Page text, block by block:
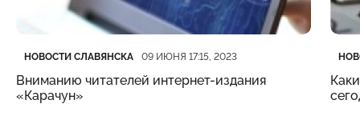
Категория
НОВОСТИ СЛАВЯНСКА
Дата публикации 09 ИЮНЯ 17:15, 2023
Вниманию читателей интернет-издания
«Карачун»